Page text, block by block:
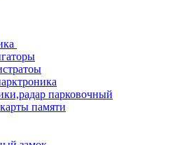
парковочный
памяти